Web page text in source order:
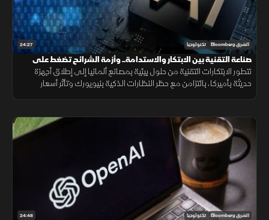
24:27 الشرق Bloomberg تكنولوجيا
صناعة التقنية بين الابتكار والاستدامة.. وأزمة الشرائح تضغط على
الأسعار
تتطور الابتكارات التقنية من حلول بيئية بمصانع ألمانيا إلى إطلاق أجهزة
حديثة بأميركا، بالتزامن مع حظر النظارات الذكية بنيويورك وتأثر أسعار
24:48 الشرق Bloomberg تكنولوجيا